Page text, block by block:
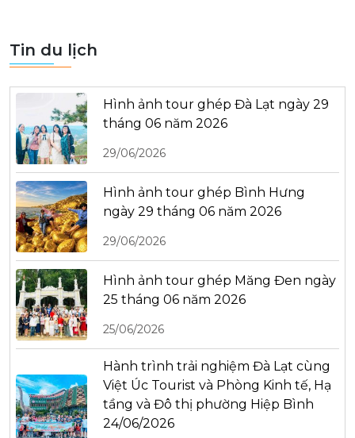
Tin du lịch
Hình ảnh tour ghép Đà Lạt ngày 29
tháng 06 năm 2026
29/06/2026
Hình ảnh tour ghép Bình Hưng
ngày 29 tháng 06 năm 2026
29/06/2026
Hình ảnh tour ghép Măng Đen ngày
25 tháng 06 năm 2026
25/06/2026
Hành trình trải nghiệm Đà Lạt cùng
Việt Úc Tourist và Phòng Kinh tế, Hạ
tầng và Đô thị phường Hiệp Bình
24/06/2026